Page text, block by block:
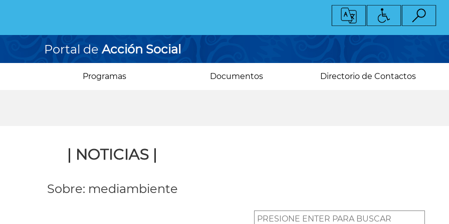
Portal de Acción Social
Programas Documentos Directorio de Contactos
| NOTICIAS |
Sobre: mediambiente